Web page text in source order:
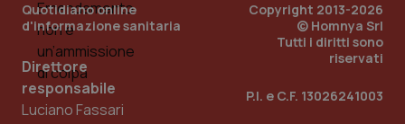
Quotidiano online
d'informazione sanitaria
Direttore
responsabile
Luciano Fassari
Copyright 2013-2026
© Homnya Srl
Tutti i diritti sono
riservati
P.I. e C.F. 13026241003